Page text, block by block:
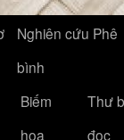
Nghiên cứu Phê
bình
Biếm
họa
Thư
đọc